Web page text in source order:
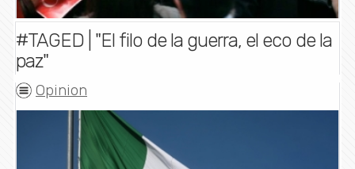
#TAGED | "El filo de la guerra, el eco de la
paz"
Opinion